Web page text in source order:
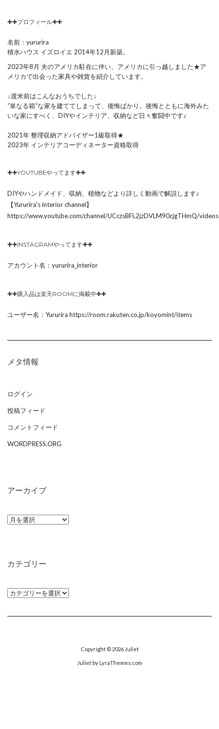
✚✚プロフィール✚✚
名前：yururira
積水ハウス イズロイエ 2014年12月新築。
2023年8月 夫のアメリカ駐在に伴い、アメリカに引っ越しました★ア
メリカで出会った家具や雑貨を紹介しています。
↓渡米前はこんなおうちでした↓
“単なる箱“な家を建ててしまって、後悔ばかり。後悔とともに海外みた
いな家にすべく、DIYやインテリア、収納など日々奮闘中です♪
2021年 整理収納アドバイザー1級取得★
2023年 インテリアコーディネーター資格取得
✚✚YOUTUBEやってます✚✚
DIYやハンドメイド、収納、植物などより詳しく動画で解説します♪
【Yururira's interior channel】
https://www.youtube.com/channel/UCczsBFL2jzDVLM90cjgTHmQ/videos
✚✚INSTAGRAMやってます✚✚
アカウント名：yururira_interior
✚✚購入品は楽天ROOMに掲載中✚✚
ユーザー名：Yururira https://room.rakuten.co.jp/koyomint/items
メタ情報
ログイン
投稿フィード
コメントフィード
WORDPRESS.ORG
アーカイブ
ア
ブ
カテゴリー
カ
ゴ
Copyright © 2026 Juliet
Julietby LyraThemes.com